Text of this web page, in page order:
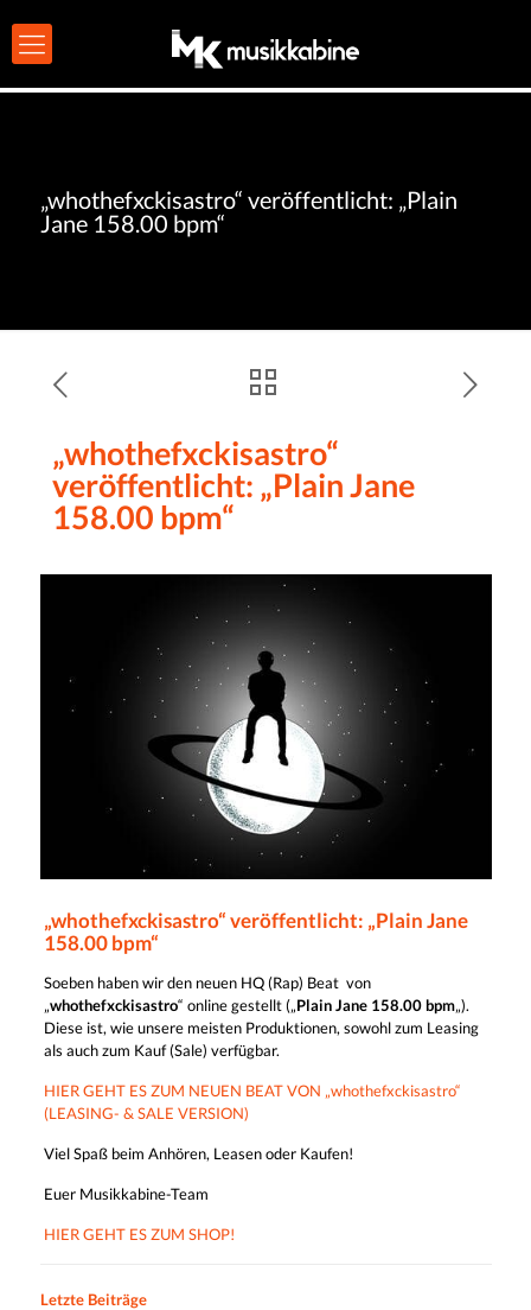
„whothefxckisastro“ veröffentlicht: „Plain
Jane 158.00 bpm“
„whothefxckisastro“
veröffentlicht: „Plain Jane
158.00 bpm“
„whothefxckisastro“ veröffentlicht: „Plain Jane
158.00 bpm“
Soeben haben wir den neuen HQ (Rap) Beat von
„whothefxckisastro“ online gestellt („Plain Jane 158.00 bpm„).
Diese ist, wie unsere meisten Produktionen, sowohl zum Leasing
als auch zum Kauf (Sale) verfügbar.
HIER GEHT ES ZUM NEUEN BEAT VON „whothefxckisastro“
(LEASING- & SALE VERSION)
Viel Spaß beim Anhören, Leasen oder Kaufen!
Euer Musikkabine-Team
HIER GEHT ES ZUM SHOP!
Letzte Beiträge